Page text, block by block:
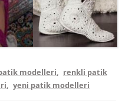
modelleri, renkli patik
, yeni patik modelleri